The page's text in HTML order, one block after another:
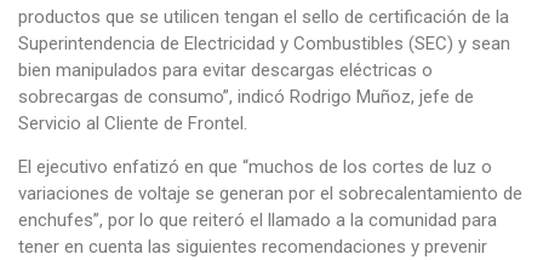
productos que se utilicen tengan el sello de certificación de la
Superintendencia de Electricidad y Combustibles (SEC) y sean
bien manipulados para evitar descargas eléctricas o
sobrecargas de consumo”, indicó Rodrigo Muñoz, jefe de
Servicio al Cliente de Frontel.
El ejecutivo enfatizó en que “muchos de los cortes de luz o
variaciones de voltaje se generan por el sobrecalentamiento de
enchufes”, por lo que reiteró el llamado a la comunidad para
tener en cuenta las siguientes recomendaciones y prevenir